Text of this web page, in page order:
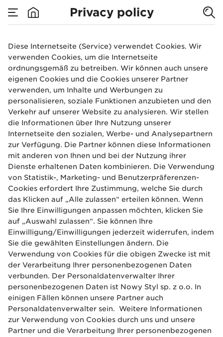
Privacy policy
Privacy policy
Diese Internetseite (Service) verwendet Cookies. Wir
verwenden Cookies, um die Internetseite
ordnungsgemäß zu betreiben. Wir können auch unsere
eigenen Cookies und die Cookies unserer Partner
verwenden, um Inhalte und Werbungen zu
personalisieren, soziale Funktionen anzubieten und den
Verkehr auf unserer Website zu analysieren. Wir stellen
die Informationen über Ihre Nutzung unserer
Internetseite den sozialen, Werbe- und Analysepartnern
zur Verfügung. Die Partner können diese Informationen
mit anderen von Ihnen und bei der Nutzung ihrer
Dienste erhaltenen Daten kombinieren. Die Verwendung
von Statistik-, Marketing- und Benutzerpräferenzen-
Cookies erfordert Ihre Zustimmung, welche Sie durch
das Klicken auf „Alle zulassen“ erteilen können. Wenn
Sie Ihre Einwilligungen anpassen möchten, klicken Sie
auf „Auswahl zulassen“. Sie können Ihre
Einwilligung/Einwilligungen jederzeit widerrufen, indem
Sie die gewählten Einstellungen ändern. Die
Verwendung von Cookies für die obigen Zwecke ist mit
der Verarbeitung Ihrer personenbezogenen Daten
verbunden. Der Personaldatenverwalter Ihrer
personenbezogenen Daten ist Nowy Styl sp. z o.o. In
einigen Fällen können unsere Partner auch
Personaldatenverwalter sein. Weitere Informationen
zur Verwendung von Cookies durch uns und unsere
Partner und die Verarbeitung Ihrer personenbezogenen